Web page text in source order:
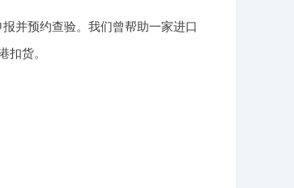
并预约查验。我们曾帮助一家进口
扣货。